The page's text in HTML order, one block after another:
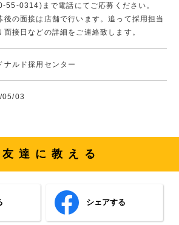
55-0314)まで電話にてご応募ください。
の面接は店舗で行います。追って採用担当
面接日などの詳細をご連絡致します。
ナルド採用センター
05/03
達に教える
シェアする